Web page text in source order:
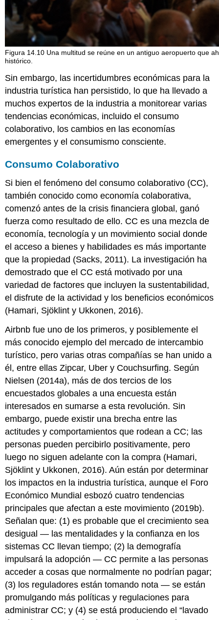
Figura 14.10 Una multitud se reúne en un antiguo aeropuerto que
histórico.
Sin embargo, las incertidumbres económicas para la
industria turística han persistido, lo que ha llevado a
muchos expertos de la industria a monitorear varias
tendencias económicas, incluido el consumo
colaborativo, los cambios en las economías
emergentes y el consumismo consciente.
Consumo Colaborativo
Si bien el fenómeno del consumo colaborativo (CC),
también conocido como economía colaborativa,
comenzó antes de la crisis financiera global, ganó
fuerza como resultado de ello. CC es una mezcla de
economía, tecnología y un movimiento social donde
el acceso a bienes y habilidades es más importante
que la propiedad (Sacks, 2011). La investigación ha
demostrado que el CC está motivado por una
variedad de factores que incluyen la sustentabilidad,
el disfrute de la actividad y los beneficios económicos
(Hamari, Sjöklint y Ukkonen, 2016).
Airbnb fue uno de los primeros, y posiblemente el
más conocido ejemplo del mercado de intercambio
turístico, pero varias otras compañías se han unido a
él, entre ellas Zipcar, Uber y Couchsurfing. Según
Nielsen (2014a), más de dos tercios de los
encuestados globales a una encuesta están
interesados en sumarse a esta revolución. Sin
embargo, puede existir una brecha entre las
actitudes y comportamientos que rodean a CC; las
personas pueden percibirlo positivamente, pero
luego no siguen adelante con la compra (Hamari,
Sjöklint y Ukkonen, 2016). Aún están por determinar
los impactos en la industria turística, aunque el Foro
Económico Mundial esbozó cuatro tendencias
principales que afectan a este movimiento (2019b).
Señalan que: (1) es probable que el crecimiento sea
desigual — las mentalidades y la confianza en los
sistemas CC llevan tiempo; (2) la demografía
impulsará la adopción — CC permite a las personas
acceder a cosas que normalmente no podrían pagar;
(3) los reguladores están tomando nota — se están
promulgando más políticas y regulaciones para
administrar CC; y (4) se está produciendo el “lavado